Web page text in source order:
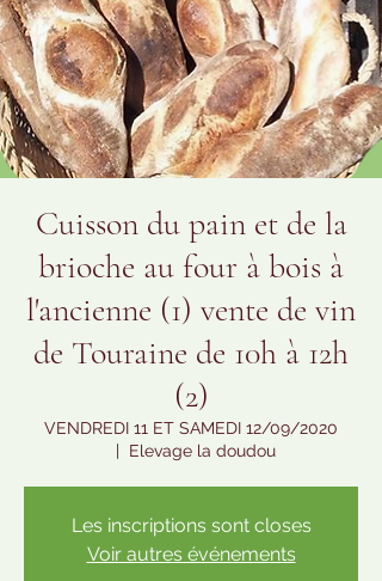
Cuisson du pain et de la
brioche au four à bois à
l'ancienne (1) vente de vin
de Touraine de 10h à 12h
(2)
VENDREDI 11 ET SAMEDI 12/09/2020
  |
Elevage la doudou
Les inscriptions sont closes
Voir autres événements